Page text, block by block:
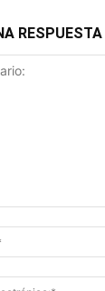
RESPUESTA